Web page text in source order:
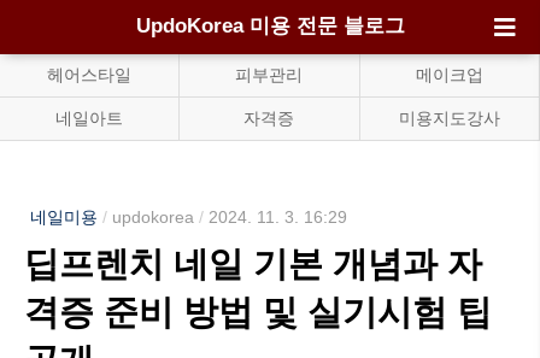
UpdoKorea 미용 전문 블로그
헤어스타일 피부관리 메이크업
네일아트 자격증 미용지도강사
네일미용 / updokorea / 2024. 11. 3. 16:29
딥프렌치 네일 기본 개념과 자
격증 준비 방법 및 실기시험 팁